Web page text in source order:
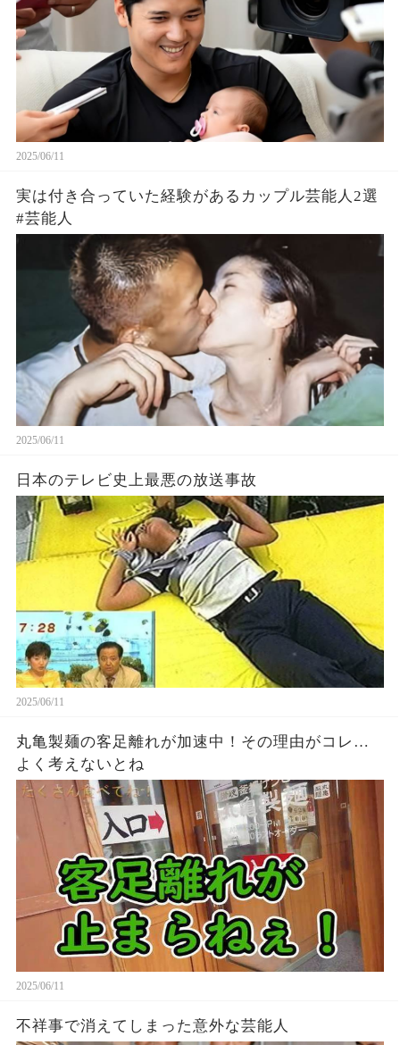
2025/06/11
実は付き合っていた経験があるカップル芸能人2選
#芸能人
2025/06/11
日本のテレビ史上最悪の放送事故
2025/06/11
丸亀製麺の客足離れが加速中！その理由がコレ…
よく考えないとね
2025/06/11
不祥事で消えてしまった意外な芸能人